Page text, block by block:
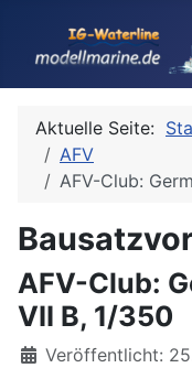
Aktuelle Seite:
AFV
AFV-Club:
AFV-Club:
VII B, 1/350
Details
Veröffentlicht: